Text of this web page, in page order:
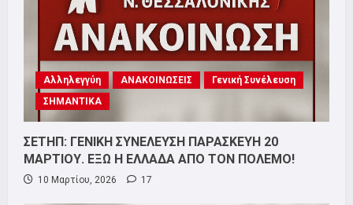
Αλληλεγγύη ΑΝΑΚΟΙΝΩΣΕΙΣ
Γενική Συνέλευση
ΣΗΜΑΝΤΙΚΑ
ΣΕΤΗΠ: ΓΕΝΙΚΗ ΣΥΝΕΛΕΥΣΗ ΠΑΡΑΣΚΕΥΗ 20
ΜΑΡΤΙΟΥ. ΕΞΩ Η ΕΛΛΑΔΑ ΑΠΟ ΤΟΝ ΠΟΛΕΜΟ!
10 Μαρτίου, 2026 17